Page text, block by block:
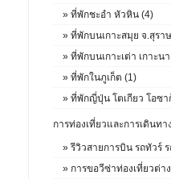
» ที่พักชะอำ หัวหิน (4)
» ที่พักบนเกาะสมุย จ.สุรา
» ที่พักบนเกาะเต่า เกาะน
» ที่พักในภูเก็ต (1)
» ที่พักญี่ปุ่น โตเกียว โอซา
การท่องเที่ยวและการเดินทา
»รีวิวสายการบิน รถทัวร์
» การขอวีซ่าท่องเที่ยวต่า